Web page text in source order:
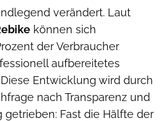
verändert. Laut
können sich
der Verbraucher
aufbereitetes
Entwicklung wird durch
nach Transparenz und
getrieben: Fast die Hälfte der